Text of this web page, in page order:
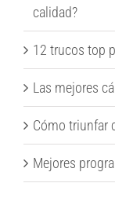
calidad?
12 trucos top
Las mejores
Cómo triunfar
Mejores